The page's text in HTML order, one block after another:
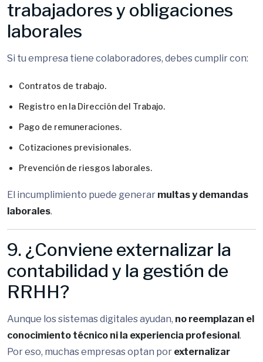
trabajadores y obligaciones
laborales
Si tu empresa tiene colaboradores, debes cumplir con:
Contratos de trabajo.
Registro en la Dirección del Trabajo.
Pago de remuneraciones.
Cotizaciones previsionales.
Prevención de riesgos laborales.
El incumplimiento puede generar multas y demandas
laborales.
9. ¿Conviene externalizar la
contabilidad y la gestión de
RRHH?
Aunque los sistemas digitales ayudan, no reemplazan el
conocimiento técnico ni la experiencia profesional.
Por eso, muchas empresas optan por externalizar